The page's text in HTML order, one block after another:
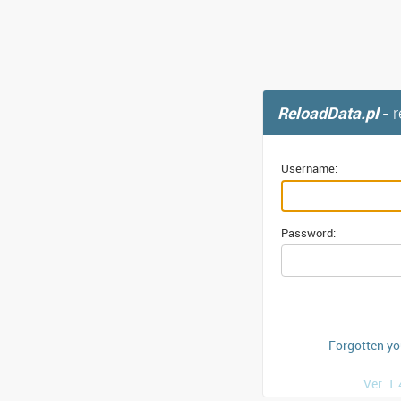
ReloadData.pl-
Username:
Password:
Forgotten
Ver.